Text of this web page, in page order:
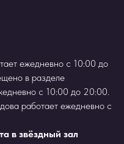
ежедневно с 10:00 до
в разделе
с 10:00 до 20:00.
работает ежедневно с
в звёздный зал